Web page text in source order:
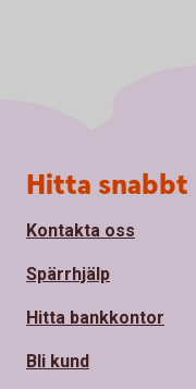
Sidfot
Hitta snabbt
Kontakta oss
Spärrhjälp
Hitta bankkontor
Bli kund